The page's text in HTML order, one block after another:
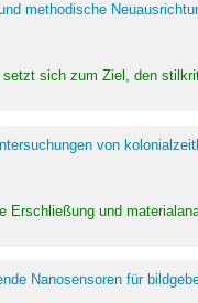
methodische
sich zum Ziel, den
von
und
Nanosensoren für